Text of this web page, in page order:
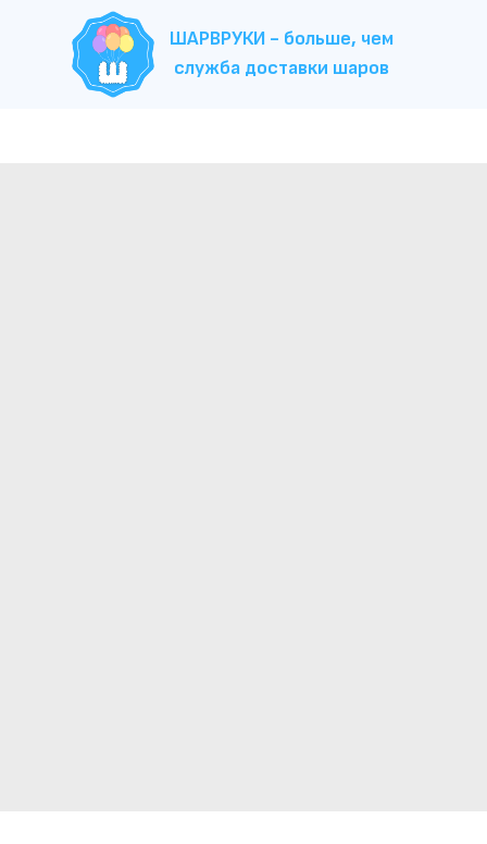
ШАРВРУКИ - больше, чем
служба доставки шаров